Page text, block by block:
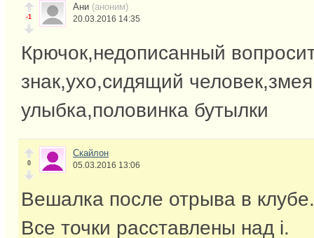
-1
Ани (аноним)
20.03.2016 14:35
Крючок,недописанный
знак,ухо,сидящий
улыбка,половинка бутылки
0
Скайлон
05.03.2016 13:06
Вешалка после отрыва в клубе.
Все точки расставлены над і.